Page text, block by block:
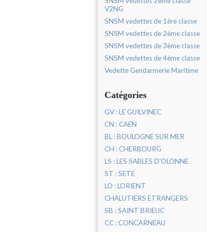
V2NG
SNSM vedettes de 1ère classe
SNSM vedettes de 2ème classe
SNSM vedettes de 3ème classe
SNSM vedettes de 4ème classe
Vedette Gendarmerie Maritime
Catégories
GV : LE GUILVINEC
CN : CAEN
BL : BOULOGNE SUR MER
CH : CHERBOURG
LS : LES SABLES D'OLONNE
ST : SETE
LO : LORIENT
CHALUTIERS ETRANGERS
SB : SAINT BRIEUC
CC : CONCARNEAU